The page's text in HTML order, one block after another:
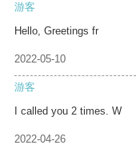
游客
Hello, Greetings fr
2022-05-10
游客
I called you 2 times. W
2022-04-26